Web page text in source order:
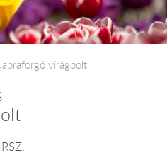
virágbolt